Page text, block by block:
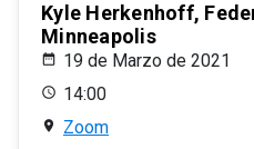
Kyle Herkenhoff,
Minneapolis
19 de Marzo de 2021
14:00
Zoom